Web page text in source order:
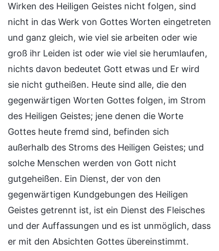
Wirken des Heiligen Geistes nicht folgen, sind
nicht in das Werk von Gottes Worten eingetreten
und ganz gleich, wie viel sie arbeiten oder wie
groß ihr Leiden ist oder wie viel sie herumlaufen,
nichts davon bedeutet Gott etwas und Er wird
sie nicht gutheißen. Heute sind alle, die den
gegenwärtigen Worten Gottes folgen, im Strom
des Heiligen Geistes; jene denen die Worte
Gottes heute fremd sind, befinden sich
außerhalb des Stroms des Heiligen Geistes; und
solche Menschen werden von Gott nicht
gutgeheißen. Ein Dienst, der von den
gegenwärtigen Kundgebungen des Heiligen
Geistes getrennt ist, ist ein Dienst des Fleisches
und der Auffassungen und es ist unmöglich, dass
er mit den Absichten Gottes übereinstimmt.